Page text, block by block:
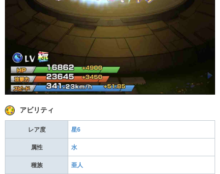
アビリティ
レア度 星6
属性 水
種族 亜人